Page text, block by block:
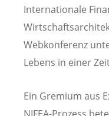
Internationale
Webkonferenz
Lebens in einer
Ein Gremium aus